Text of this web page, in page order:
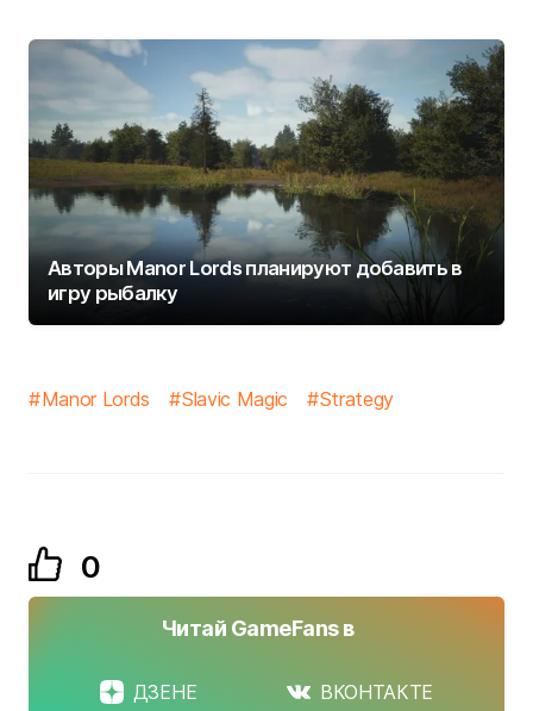
Авторы Manor Lords планируют добавить в
игру рыбалку
Manor Lords Slavic Magic Strategy
0
Читай GameFans в
ДЗЕНЕ ВКОНТАКТЕ